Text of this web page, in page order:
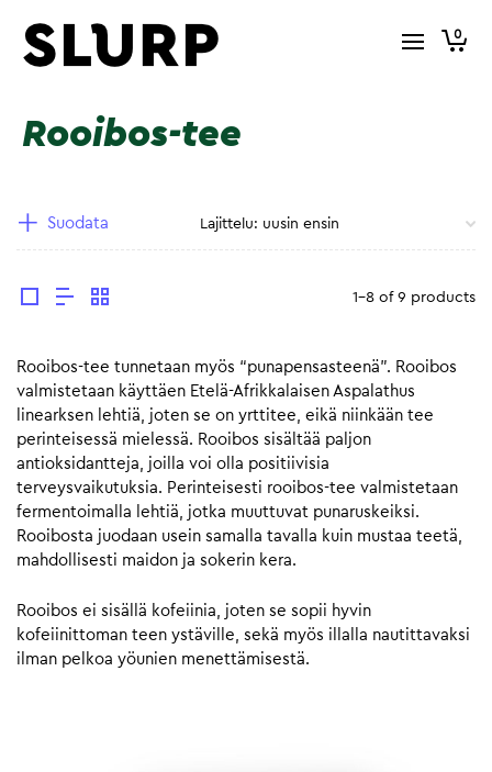
0
Rooibos-tee
Suodata
1-8 of 9 products
Rooibos-tee tunnetaan myös “punapensasteenä”. Rooibos
valmistetaan käyttäen Etelä-Afrikkalaisen Aspalathus
linearksen lehtiä, joten se on yrttitee, eikä niinkään tee
perinteisessä mielessä. Rooibos sisältää paljon
antioksidantteja, joilla voi olla positiivisia
terveysvaikutuksia. Perinteisesti rooibos-tee valmistetaan
fermentoimalla lehtiä, jotka muuttuvat punaruskeiksi.
Rooibosta juodaan usein samalla tavalla kuin mustaa teetä,
mahdollisesti maidon ja sokerin kera.
Rooibos ei sisällä kofeiinia, joten se sopii hyvin
kofeiinittoman teen ystäville, sekä myös illalla nautittavaksi
ilman pelkoa yöunien menettämisestä.